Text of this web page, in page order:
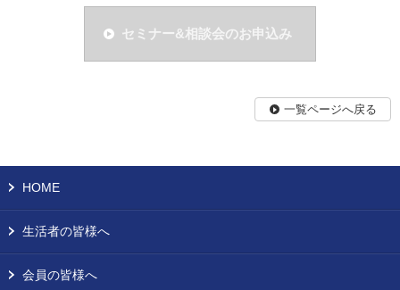
セミナー&相談会のお申込み
一覧ページへ戻る
HOME
生活者の皆様へ
会員の皆様へ